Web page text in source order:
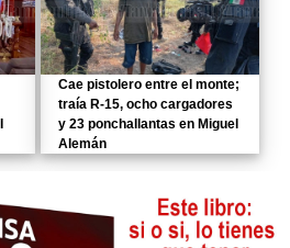
Cae pistolero entre el monte;
traía R-15, ocho cargadores
y 23 ponchallantas en Miguel
Alemán